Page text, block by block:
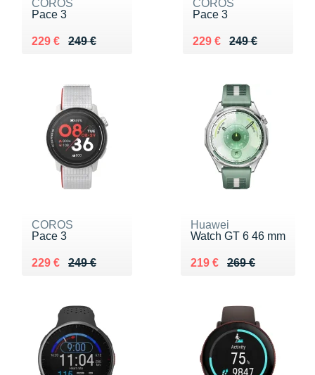
COROS
Pace 3
249 €
Au lieu de 249 €
229 €
Vendu 229 €
COROS
Pace 3
249 €
Au lieu de 249 €
229 €
Vendu 229 €
COROS
Pace 3
249 €
Au lieu de 249 €
229 €
Vendu 229 €
Huawei
Watch GT 6 46 mm
269 €
Au lieu de 269 €
219 €
Vendu 219 €